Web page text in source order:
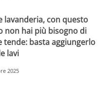
lavanderia, con questo
non hai più bisogno di
tende: basta aggiungerlo
lavi
2025